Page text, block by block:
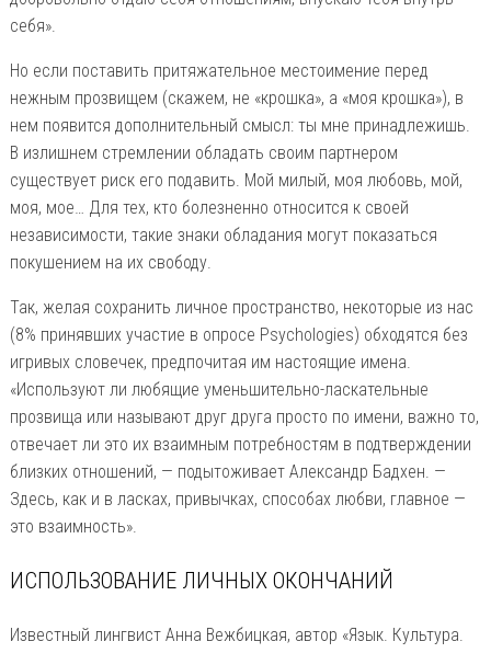
себя».
Но если поставить притяжательное местоимение перед
нежным прозвищем (скажем, не «крошка», а «моя крошка»), в
нем появится дополнительный смысл: ты мне принадлежишь.
В излишнем стремлении обладать своим партнером
существует риск его подавить. Мой милый, моя любовь, мой,
моя, мое… Для тех, кто болезненно относится к своей
независимости, такие знаки обладания могут показаться
покушением на их свободу.
Так, желая сохранить личное пространство, некоторые из нас
(8% принявших участие в опросе Psychologies) обходятся без
игривых словечек, предпочитая им настоящие имена.
«Используют ли любящие уменьшительно-ласкательные
прозвища или называют друг друга просто по имени, важно то,
отвечает ли это их взаимным потребностям в подтверждении
близких отношений, — подытоживает Александр Бадхен. —
Здесь, как и в ласках, привычках, способах любви, главное —
это взаимность».
ИСПОЛЬЗОВАНИЕ ЛИЧНЫХ ОКОНЧАНИЙ
Известный лингвист Анна Вежбицкая, автор «Язык. Культура.